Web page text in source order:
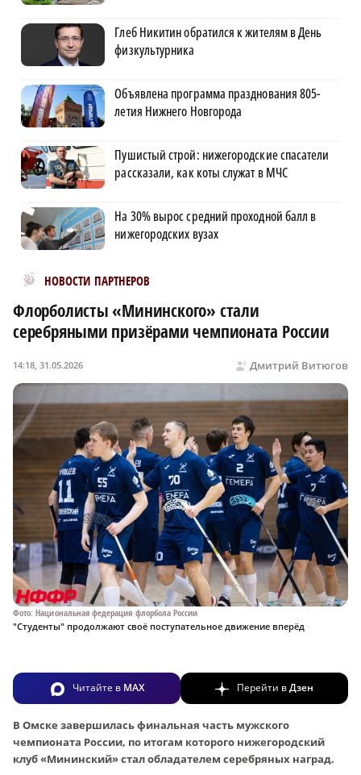
Глеб Никитин обратился к жителям в День
физкультурника
Объявлена программа празднования 805-
летия Нижнего Новгорода
Пушистый строй: нижегородские спасатели
рассказали, как коты служат в МЧС
На 30% вырос средний проходной балл в
нижегородских вузах
НОВОСТИ ПАРТНЕРОВ
Новости МирТесен
Флорболисты «Мининского» стали
серебряными призёрами чемпионата России
Дмитрий Витюгов
14:18, 31.05.2026
Фото: Национальная федерация флорбола России
"Студенты" продолжают своё поступательное движение вперёд
Читайте в MAX Перейти вДзен
В Омске завершилась финальная часть мужского
чемпионата России, по итогам которого нижегородский
клуб «Мининский» стал обладателем серебряных наград.